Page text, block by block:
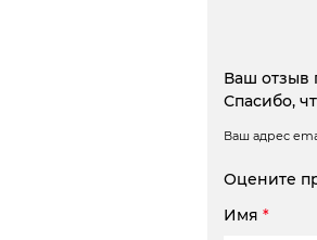
Ваш отзыв
Спасибо,
Ваш адрес
Оцените
Имя *